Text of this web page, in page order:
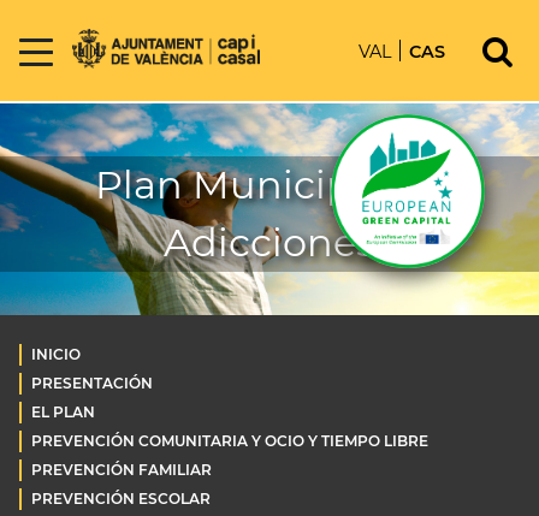
VAL CAS
Plan Municipal de
Adicciones
INICIO
PRESENTACIÓN
EL PLAN
PREVENCIÓN COMUNITARIA Y OCIO Y TIEMPO LIBRE
PREVENCIÓN FAMILIAR
PREVENCIÓN ESCOLAR